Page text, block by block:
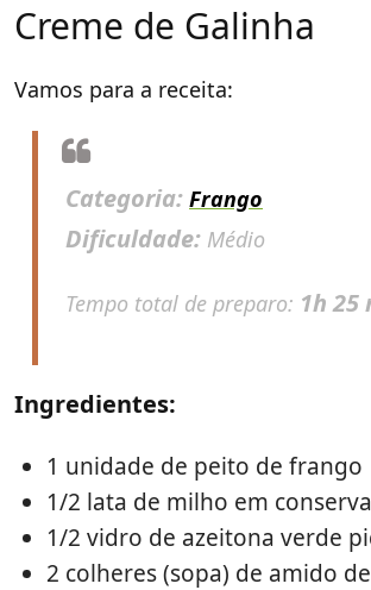
Creme de Galinha
Vamos para a receita:
Categoria: Frango
Dificuldade: Médio
Tempo total de preparo: 1h 25
Ingredientes:
1 unidade de peito de frango
1/2 lata de milho em conserva
1/2 vidro de azeitona verde
2 colheres (sopa) de amido